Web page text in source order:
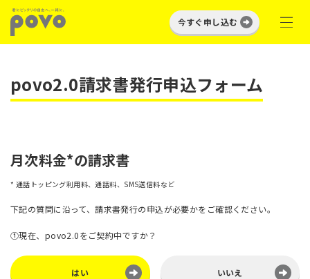
今すぐ申し込む
povo2.0請求書発行申込フォーム
月次料金*の請求書
* 通話トッピング利用料、通話料、SMS送信料など
下記の質問に沿って、請求書発行の申込が必要かをご確認ください。
①現在、povo2.0をご契約中ですか？
はい いいえ